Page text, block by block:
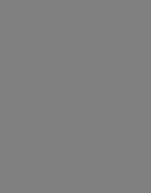
электрики
согласования